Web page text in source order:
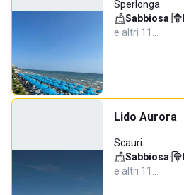
Sperlonga
Sabbiosa·
e altri 11…
Lido Aurora
Scauri
Sabbiosa·
e altri 11…